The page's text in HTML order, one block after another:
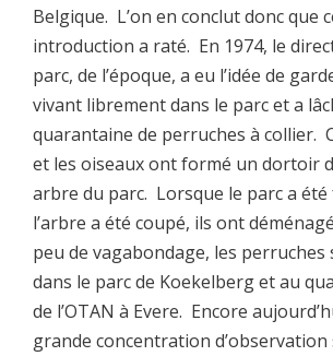
Belgique. L’on en conclut donc que
introduction a raté. En 1974, le
parc, de l’époque, a eu l’idée de
vivant librement dans le parc et a
quarantaine de perruches à collier.
et les oiseaux ont formé un dortoir
arbre du parc. Lorsque le parc a
l’arbre a été coupé, ils ont
peu de vagabondage, les perruches
dans le parc de Koekelberg et au
de l’OTAN à Evere. Encore
grande concentration